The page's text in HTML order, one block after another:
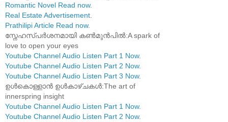
Romantic Novel Read now.
Real Estate Advertisement.
Prathilipi Article Read now.
സ്നേഹസ്പർശനമായി കൺമുൻപിൽ:A spark of
love to open your eyes
Youtube Channel Audio Listen Part 1 Now.
Youtube Channel Audio Listen Part 2 Now.
Youtube Channel Audio Listen Part 3 Now.
ഉൾകൊള്ളാൻ ഉൾകാഴ്ചകൾ:The art of
innerspring insight
Youtube Channel Audio Listen Part 1 Now.
Youtube Channel Audio Listen Part 2 Now.